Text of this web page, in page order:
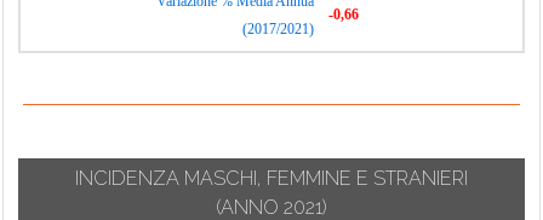
(2017/2021)
-0,66
INCIDENZA MASCHI, FEMMINE E STRANIERI
(ANNO 2021)